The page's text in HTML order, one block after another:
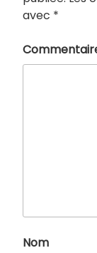
avec *
Nom